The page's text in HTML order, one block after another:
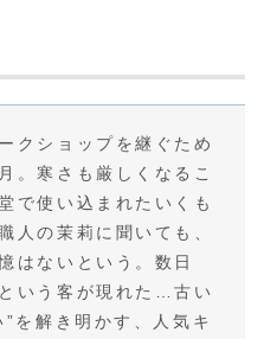
クショップを継ぐため
。寒さも厳しくなるこ
で使い込まれたいくも
人の茉莉に聞いても、
はないという。数日
いう客が現れた…古い
を解き明かす、人気キ